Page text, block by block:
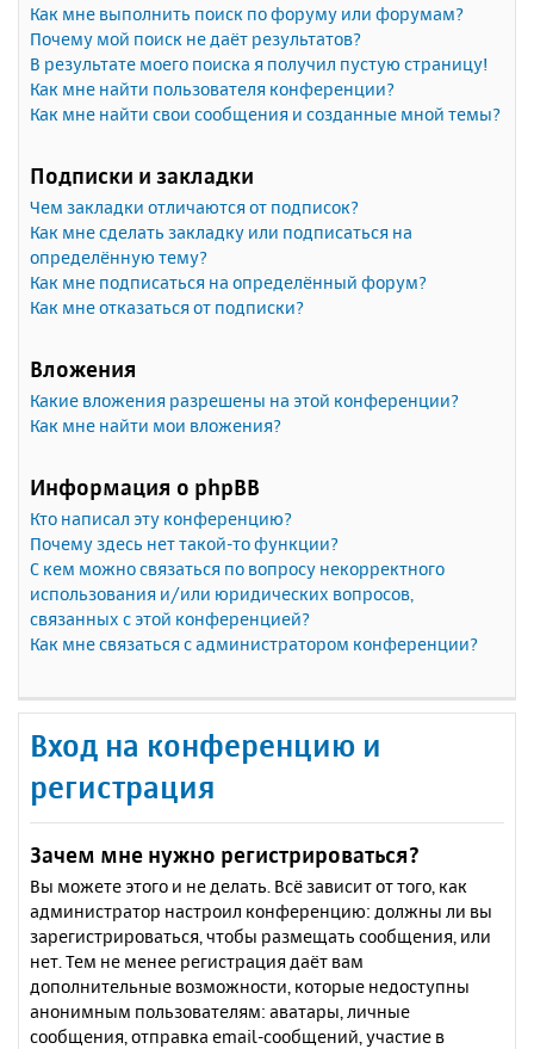
Как мне выполнить поиск по форуму или форумам?
Почему мой поиск не даёт результатов?
В результате моего поиска я получил пустую страницу!
Как мне найти пользователя конференции?
Как мне найти свои сообщения и созданные мной темы?
Подписки и закладки
Чем закладки отличаются от подписок?
Как мне сделать закладку или подписаться на
определённую тему?
Как мне подписаться на определённый форум?
Как мне отказаться от подписки?
Вложения
Какие вложения разрешены на этой конференции?
Как мне найти мои вложения?
Информация о phpBB
Кто написал эту конференцию?
Почему здесь нет такой-то функции?
С кем можно связаться по вопросу некорректного
использования и/или юридических вопросов,
связанных с этой конференцией?
Как мне связаться с администратором конференции?
Вход на конференцию и
регистрация
Зачем мне нужно регистрироваться?
Вы можете этого и не делать. Всё зависит от того, как
администратор настроил конференцию: должны ли вы
зарегистрироваться, чтобы размещать сообщения, или
нет. Тем не менее регистрация даёт вам
дополнительные возможности, которые недоступны
анонимным пользователям: аватары, личные
сообщения, отправка email-сообщений, участие в